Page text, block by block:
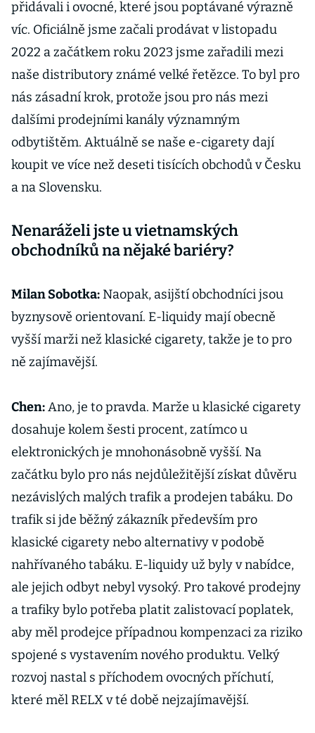
přidávali i ovocné, které jsou poptávané výrazně
víc. Oficiálně jsme začali prodávat v listopadu
2022 a začátkem roku 2023 jsme zařadili mezi
naše distributory známé velké řetězce. To byl pro
nás zásadní krok, protože jsou pro nás mezi
dalšími prodejními kanály významným
odbytištěm. Aktuálně se naše e-cigarety dají
koupit ve více než deseti tisících obchodů v Česku
a na Slovensku.
Nenaráželi jste u vietnamských
obchodníků na nějaké bariéry?
Milan Sobotka:Naopak, asijští obchodníci jsou
byznysově orientovaní. E-liquidy mají obecně
vyšší marži než klasické cigarety, takže je to pro
ně zajímavější.
Chen:Ano, je to pravda. Marže u klasické cigarety
dosahuje kolem šesti procent, zatímco u
elektronických je mnohonásobně vyšší. Na
začátku bylo pro nás nejdůležitější získat důvěru
nezávislých malých trafik a prodejen tabáku. Do
trafik si jde běžný zákazník především pro
klasické cigarety nebo alternativy v podobě
nahřívaného tabáku. E-liquidy už byly v nabídce,
ale jejich odbyt nebyl vysoký. Pro takové prodejny
a trafiky bylo potřeba platit zalistovací poplatek,
aby měl prodejce případnou kompenzaci za riziko
spojené s vystavením nového produktu. Velký
rozvoj nastal s příchodem ovocných příchutí,
které měl RELX v té době nejzajímavější.